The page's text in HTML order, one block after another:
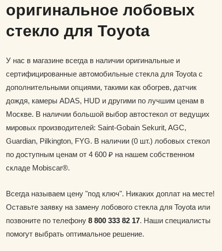
оригинальное лобовых
стекло для Toyota
У нас в магазине всегда в наличии оригинальные и
сертифицированные автомобильные стекла для Toyota с
дополнительными опциями, такими как обогрев, датчик
дождя, камеры ADAS, HUD и другими по лучшим ценам в
Москве. В наличии большой выбор автостекол от ведущих
мировых производителей: Saint-Gobain Sekurit, AGC,
Guardian, Pilkington, FYG. В наличии (0 шт.) лобовых стекол
по доступным ценам от 4 600 ₽ на нашем собственном
складе Mobiscar®.
Всегда называем цену "под ключ". Никаких доплат на месте!
Оставьте заявку на замену лобового стекла для Toyota или
позвоните по телефону 8 800 333 82 17. Наши специалисты
помогут выбрать оптимальное решение.